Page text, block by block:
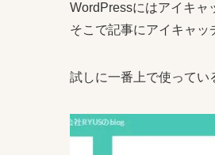
WordPressにはアイキャ
そこで記事にアイキャッ
試しに一番上で使ってい